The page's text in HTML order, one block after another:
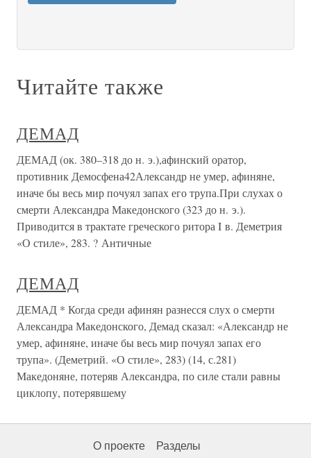
Читайте также
ДЕМАД
ДЕМАД (ок. 380–318 до н. э.),афинский оратор,
противник Демосфена42Александр не умер, афиняне,
иначе бы весь мир почуял запах его трупа.При слухах о
смерти Александра Македонского (323 до н. э.).
Приводится в трактате греческого ритора I в. Деметрия
«О стиле», 283. ? Античные
ДЕМАД
ДЕМАД * Когда среди афинян разнесся слух о смерти
Александра Македонского, Демад сказал: «Александр не
умер, афиняне, иначе бы весь мир почуял запах его
трупа». (Деметрий. «О стиле», 283) (14, с.281)
Македоняне, потеряв Александра, по силе стали равны
циклопу, потерявшему
О проекте Разделы